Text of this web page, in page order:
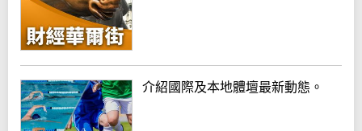
介紹國際及本地體壇最新動態。